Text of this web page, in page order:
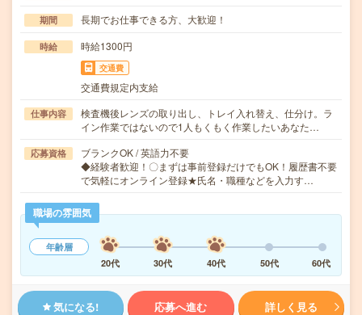
期間 長期でお仕事できる方、大歓迎！
時給 時給1300円
交通費
交通費規定内支給
仕事内容
検査機後レンズの取り出し、トレイ入れ替え、仕分け。ラ
イン作業ではないので1人もくもく作業したいあなた…
応募資格
ブランクOK / 英語力不要
◆経験者歓迎！〇まずは事前登録だけでもOK！履歴書不要
で気軽にオンライン登録★氏名・職種などを入力す…
職場の雰囲気
年齢層
20代
30代 40代 50代 60代
気になる! 応募へ進む 詳しく見る